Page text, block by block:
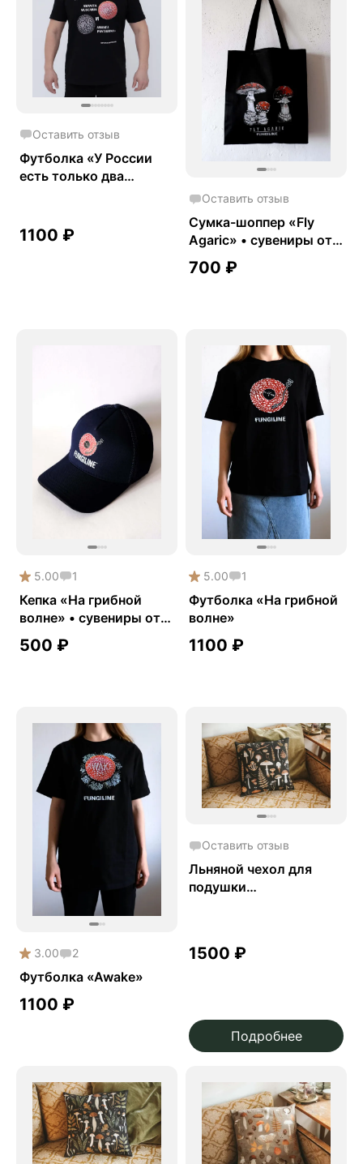
Оставить отзыв
Футболка «У России
есть только два
1100 ₽
Оставить отзыв
Сумка-шоппер «Fly
Agaric» • сувениры от
Fungiline
700 ₽
5.00 1
Кепка «На грибной
волне» • сувениры от
Fungiline
500 ₽
5.00 1
Футболка «На грибной
волне»
1100 ₽
3.00 2
Футболка «Awake»
1100 ₽
Оставить отзыв
Льняной чехол для
подушки
1500 ₽
Подробнее